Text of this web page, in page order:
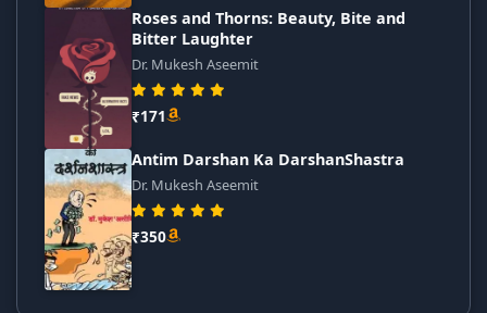
Roses and Thorns: Beauty, Bite and
Bitter Laughter
Dr. Mukesh Aseemit
₹171
Antim Darshan Ka DarshanShastra
Dr. Mukesh Aseemit
₹350